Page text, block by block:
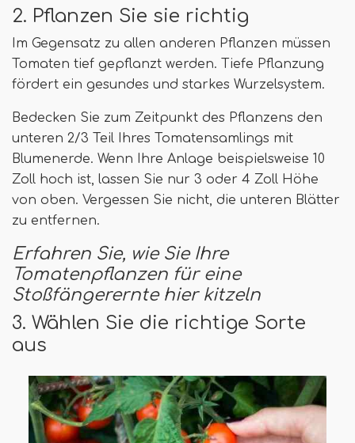
2. Pflanzen Sie sie richtig
Im Gegensatz zu allen anderen Pflanzen müssen
Tomaten tief gepflanzt werden. Tiefe Pflanzung
fördert ein gesundes und starkes Wurzelsystem.
Bedecken Sie zum Zeitpunkt des Pflanzens den
unteren 2/3 Teil Ihres Tomatensamlings mit
Blumenerde. Wenn Ihre Anlage beispielsweise 10
Zoll hoch ist, lassen Sie nur 3 oder 4 Zoll Höhe
von oben. Vergessen Sie nicht, die unteren Blätter
zu entfernen.
Erfahren Sie, wie Sie Ihre
Tomatenpflanzen für eine
Stoßfängerernte hier kitzeln
3. Wählen Sie die richtige Sorte
aus